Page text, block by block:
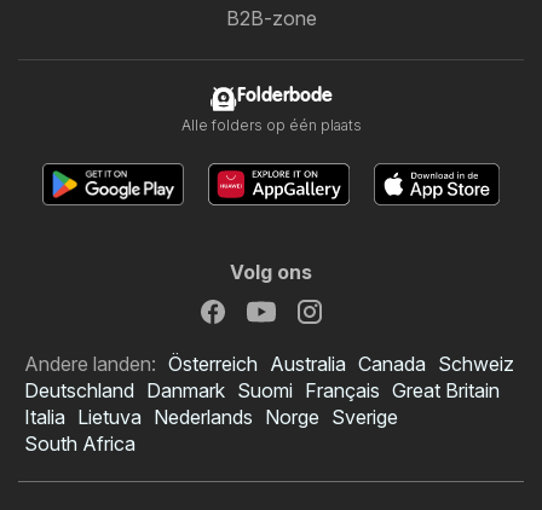
B2B-zone
Folderbode
Alle folders op één plaats
Volg ons
Andere landen: Österreich Australia Canada Schweiz
Deutschland Danmark Suomi Français Great Britain
Italia Lietuva Nederlands Norge Sverige
South Africa